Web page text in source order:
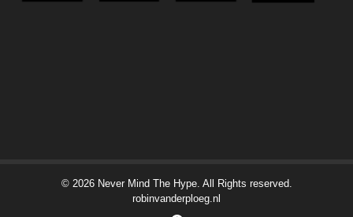
© 2026 Never Mind The Hype. All Rights reserved.
robinvanderploeg.nl